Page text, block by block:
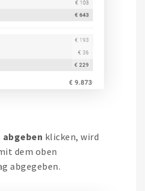
abgeben klicken, wird
dem oben
abgegeben.